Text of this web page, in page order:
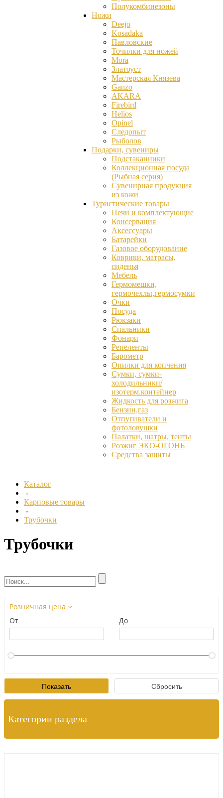
Полукомбинезоны
Ножи
Deejo
Kosadaka
Павловские
Точилки для ножей
Mora
Златоуст
Мастерская Князева
Ganzо
AKARA
Firebird
Helios
Opinel
Следопыт
Рыболов
Подарки, сувениры
Подстаканники
Коллекционная посуда
(Рыбная серия)
Сувенирная продукция
из кожи
Туристические товары
Печи и комплектующие
Консервация
Аксессуары
Батарейки
Газовое оборудование
Коврики, матрасы,
сиденья
Мебель
Гермомешки,
гермочехлы,гермосумки
Очки
Посуда
Рюкзаки
Спальники
Фонари
Репеленты
Барометр
Опилки для копчения
Сумки, сумки-
холодильники/
изотерм.контейнер
Жидкость для розжига
Бензин,газ
Отпугиватели и
фотоловушки
Палатки, шатры, тенты
Розжиг ЭКО-ОГОНЬ
Средства защиты
Каталог
-
Карповые товары
-
Трубочки
Трубочки
Розничная цена
От
До
Категории раздела